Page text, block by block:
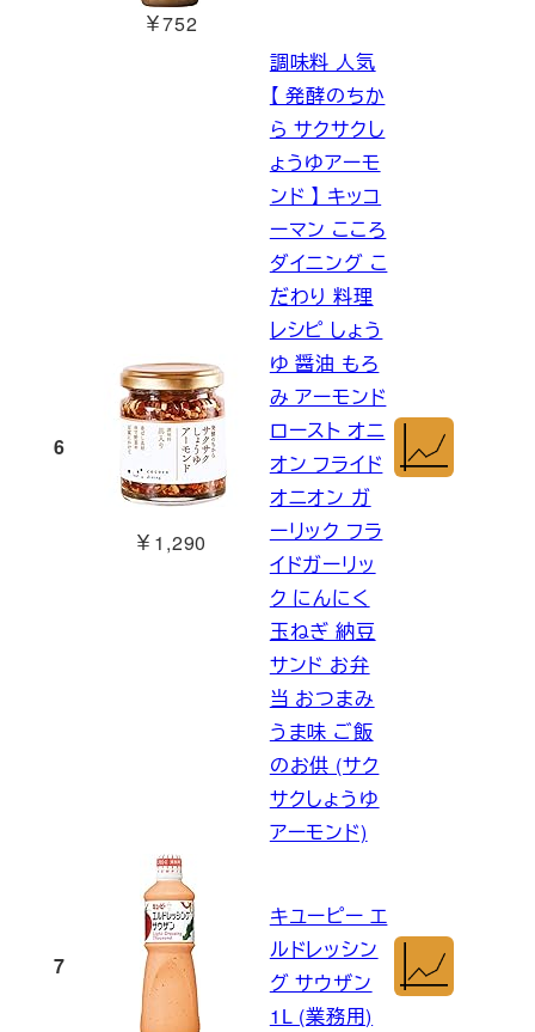
￥752
6
￥1,290
調味料 人気
【 発酵のちか
ら サクサクし
ょうゆアーモ
ンド 】 キッコ
ーマン こころ
ダイニング こ
だわり 料理
レシピ しょう
ゆ 醤油 もろ
み アーモンド
ロースト オニ
オン フライド
オニオン ガ
ーリック フラ
イドガーリッ
ク にんにく
玉ねぎ 納豆
サンド お弁
当 おつまみ
うま味 ご飯
のお供 (サク
サクしょうゆ
アーモンド)
7
キユーピー エ
ルドレッシン
グ サウザン
1L (業務用)